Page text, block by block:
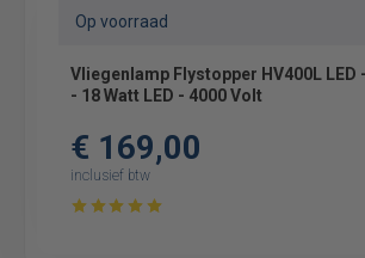
Op voorraad
Vliegenlamp Flystopper HV400L LED
- 18 Watt LED - 4000 Volt
€ 169,00
inclusief btw